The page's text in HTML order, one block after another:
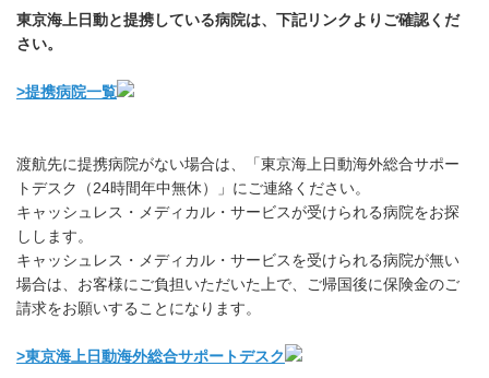
東京海上日動と提携している病院は、下記リンクよりご確認くだ
さい。
>提携病院一覧
渡航先に提携病院がない場合は、「東京海上日動海外総合サポー
トデスク（24時間年中無休）」にご連絡ください。
キャッシュレス・メディカル・サービスが受けられる病院をお探
しします。
キャッシュレス・メディカル・サービスを受けられる病院が無い
場合は、お客様にご負担いただいた上で、ご帰国後に保険金のご
請求をお願いすることになります。
>東京海上日動海外総合サポートデスク